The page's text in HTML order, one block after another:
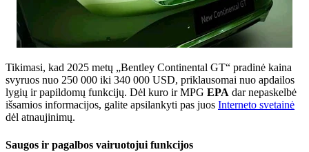
Tikimasi, kad 2025 metų „Bentley Continental GT“ pradinė kaina
svyruos nuo 250 000 iki 340 000 USD, priklausomai nuo apdailos
lygių ir papildomų funkcijų. Dėl kuro ir MPG EPA dar nepaskelbė
išsamios informacijos, galite apsilankyti pas juos Interneto svetainė
dėl atnaujinimų.
Saugos ir pagalbos vairuotojui funkcijos